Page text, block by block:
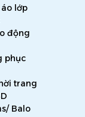
lớp
động
phục
trang
Balo